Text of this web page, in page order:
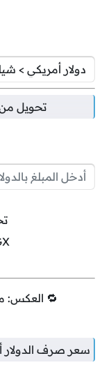
تحويل
🔁 العكس:
سعر صرف الدولار